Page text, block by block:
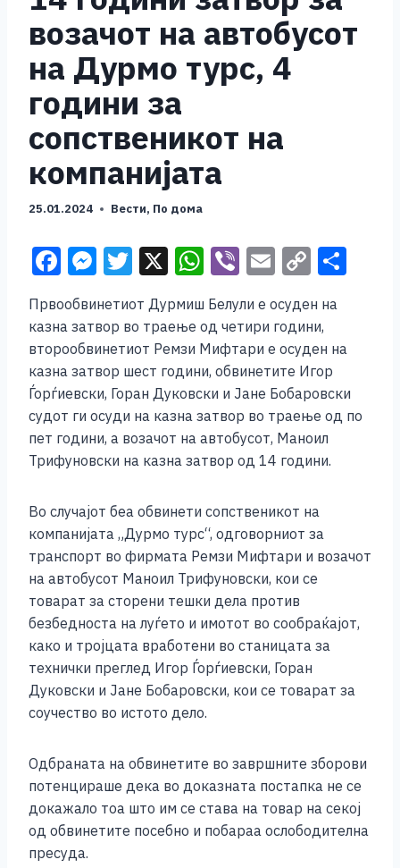
возачот на автобусот
на Дурмо турс, 4
години за
сопственикот на
компанијата
25.01.2024 Вести, По дома
F
a
c
e
b
o
o
k
M
ss
e
n
g
er
T
wi
tt
er
X W
h
at
s
A
p
p
Vi
er
E
ai
l
C
p
y
Li
n
k
e
Првообвинетиот Дурмиш Белули е осуден на
казна затвор во траење од четири години,
второобвинетиот Ремзи Мифтари е осуден на
казна затвор шест години, обвинетите Игор
Ѓорѓиевски, Горан Дуковски и Јане Бобаровски
судот ги осуди на казна затвор во траење од по
пет години, а возачот на автобусот, Маноил
Трифуновски на казна затвор од 14 години.
Во случајот беа обвинети сопственикот на
компанијата „Дурмо турс“, одговорниот за
транспорт во фирмата Ремзи Мифтари и возачот
на автобусот Маноил Трифуновски, кои се
товарат за сторени тешки дела против
безбедноста на луѓето и имотот во сообраќајот,
како и тројцата вработени во станицата за
технички преглед Игор Ѓорѓиевски, Горан
Дуковски и Јане Бобаровски, кои се товарат за
соучество во истото дело.
Одбраната на обвинетите во завршните зборови
потенцираше дека во доказната постапка не се
докажало тоа што им се става на товар на секој
од обвинетите посебно и побараа ослободителна
пресуда.